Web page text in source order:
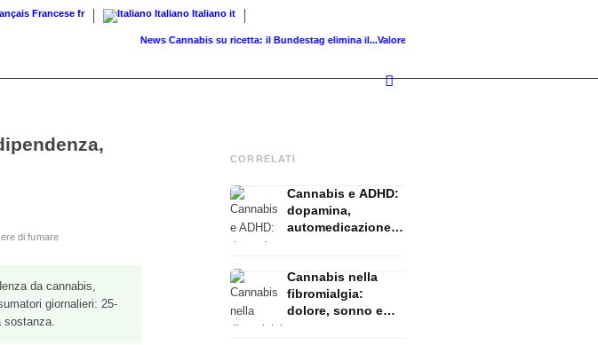
Francese fr Italiano Italiano it
Cannabis su ricetta: il Bundestag elimina il...Valore fondiario di riferimento vs. valore di...
di fumare
da cannabis,
giornalieri: 25-
sostanza.
CORRELATI
Cannabis e ADHD:
dopamina,
automedicazione e
Cannabis nella
fibromialgia:
dolore, sonno e